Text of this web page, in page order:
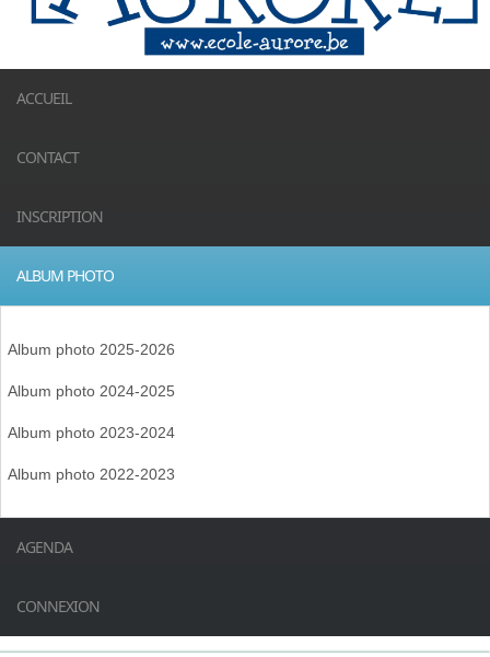
ACCUEIL
CONTACT
INSCRIPTION
ALBUM PHOTO
Album photo 2025-2026
Album photo 2024-2025
Album photo 2023-2024
Album photo 2022-2023
AGENDA
CONNEXION